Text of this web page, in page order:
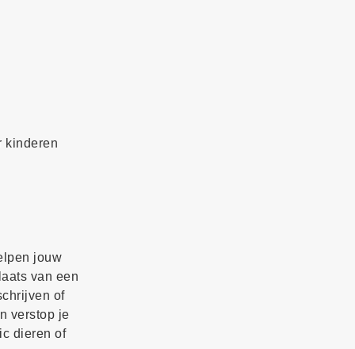
kinderen
jouw
van een
of
verstop je
dieren of